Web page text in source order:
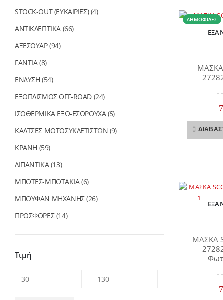
ΔΗΜΟΦΙΛΈΣ
ΜΑΣΚΑ
ΜΑΣΚΑ
STOCK-OUT (ΕΥΚΑΙΡΙΕΣ) (4)
ΑΝΤΙΚΛΕΠΤΙΚΑ (66)
ΑΞΕΣΟΥΑΡ(94)
ΓΑΝΤΙΑ(8)
ΕΝΔΥΣΗ (54)
ΕΞΟΠΛΙΣΜΟΣ OFF-ROAD (24)
ΙΣΟΘΕΡΜΙΚΑ ΕΞΩ-ΕΣΩΡΟΥΧΑ(5)
ΚΑΛΤΣΕΣ ΜΟΤΟΣΥΚΛΕΤΙΣΤΩΝ (9)
ΚΡΑΝΗ (59)
ΛΙΠΑΝΤΙΚΑ(13)
ΜΠΟΤΕΣ-ΜΠΟΤΑΚΙΑ(6)
ΜΠΟΥΦΑΝ ΜΗΧΑΝΗΣ(26)
ΠΡΟΣΦΟΡΕΣ(14)
Τιμή